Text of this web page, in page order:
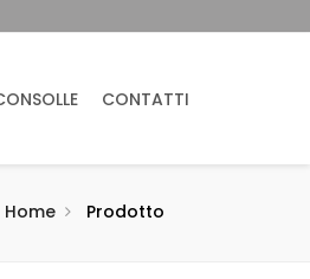
CONTATTI
Home Prodotto